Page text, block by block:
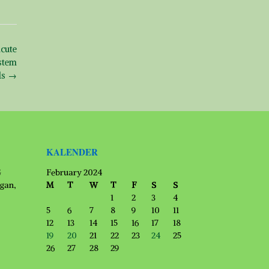
→
KALENDER
February 2024
M
T W T F S
S
1
2 3
4
5
6 7 8 9 10
11
12
13 14 15 16 17
18
19
20 21 22 23 24
25
26
27 28 29